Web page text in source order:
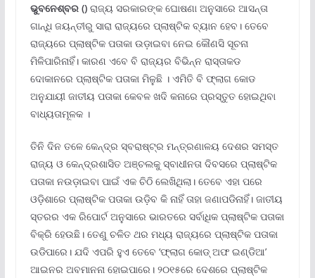
ଭୁବନେଶ୍ବର ()ରାଜ୍ୟ ସରକାରଙ୍କ ଘୋଷଣା ଅନୁସାରେ ଆସନ୍ତା
ଗାନ୍ଧି ଜୟନ୍ତୀରୁ ସାରା ରାଜ୍ୟରେ ପ୍ଲାଷ୍ଟିକ ବ୍ୟାନ ହେବ। ତେବେ
ରାଜ୍ୟରେ ପ୍ଲାଷ୍ଟିକ ପତାକା ଉଡ଼ାଇବା ନେଇ କୌଣସି ସୂଚନା
ମିଳିପାରିନାହିଁ। କାରଣ ଏବେ ବି ରାଜ୍ୟର ବିଭିନ୍ନ ରାସ୍ତାକଡ
ଦୋକାନରେ ପ୍ଲାଷ୍ଟିକ ପତାକା ମିଳୁଛି । ଏମିତି ବି ଫ୍ଲାଗ କୋଡ
ଅନୁଯାୟୀ ଜାତୀୟ ପତାକା କେବଳ ଖଦି କନାରେ ପ୍ରସ୍ତୁତ ହୋଇଥିବା
ବାଧ୍ୟତାମୂଳକ ।
ତିନି ଦିନ ତଳେ କେନ୍ଦ୍ର ସ୍ବରାଷ୍ଟ୍ର ମନ୍ତ୍ରଣାଳୟ ଦେଶର ସମସ୍ତ
ରାଜ୍ୟ ଓ କେନ୍ଦ୍ରଶାସିତ ଅଞ୍ଚଲକୁ ସ୍ବାଧୀନତା ଦିବସରେ ପ୍ଲାଷ୍ଟିକ
ପତାକା ନଉଡ଼ାଇବା ପାଇଁ ଏକ ଚିଠି ଲେଖିଥିଲା। ତେବେ ଏହା ପରେ
ଓଡ଼ିଶାରେ ପ୍ଲାଷ୍ଟିକ ପତାକା ଉଡ଼ିବ କି ନାହିଁ ତାହା ଜଣାପଡିନାହିଁ। ଜାତୀୟ
ସ୍ତରର ଏକ ରିପୋର୍ଟ ଅନୁସାରେ ଭାରତରେ ସର୍ବାଧିକ ପ୍ଲାଷ୍ଟିକ ପତାକା
ବିକ୍ରି ହେଉଛି। ତେଣୁ ଚଳିତ ଥର ମଧ୍ୟ ରାଜ୍ୟରେ ପ୍ଲାଷ୍ଟିକ ପତାକା
ଉଡିପାରେ। ଯଦି ଏପରି ହୁଏ ତେବେ ‘ଫ୍ଲାଗ କୋଡ୍‌ ଅଫ ଇଣ୍ଡିଆ’
ଆଇନର ଅବମାନନା ହୋଇପାରେ। ୨୦୧୫ରେ ଦେଶରେ ପ୍ଲାଷ୍ଟିକ